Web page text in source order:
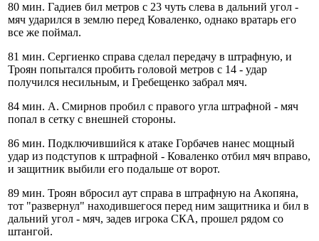
80 мин. Гадиев бил метров с 23 чуть слева в дальний угол -
мяч ударился в землю перед Коваленко, однако вратарь его
все же поймал.
81 мин. Сергиенко справа сделал передачу в штрафную, и
Троян попытался пробить головой метров с 14 - удар
получился несильным, и Гребещенко забрал мяч.
84 мин. А. Смирнов пробил с правого угла штрафной - мяч
попал в сетку с внешней стороны.
86 мин. Подключившийся к атаке Горбачев нанес мощный
удар из подступов к штрафной - Коваленко отбил мяч вправо,
и защитник выбили его подальше от ворот.
89 мин. Троян вбросил аут справа в штрафную на Акопяна,
тот "развернул" находившегося перед ним защитника и бил в
дальний угол - мяч, задев игрока СКА, прошел рядом со
штангой.